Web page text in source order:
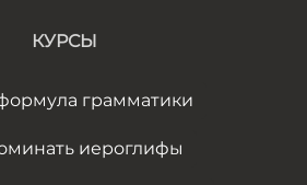
КУРСЫ
грамматики
иероглифы